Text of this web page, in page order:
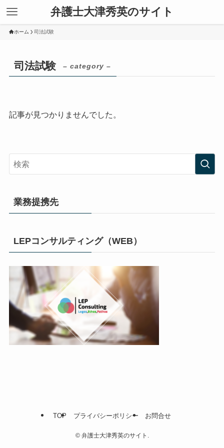
弁護士大津秀英のサイト
ホーム 司法試験
司法試験 – category –
記事が見つかりませんでした。
業務提携先
LEPコンサルティング（WEB）
TOP プライバシーポリシー お問合せ
©弁護士大津秀英のサイト.